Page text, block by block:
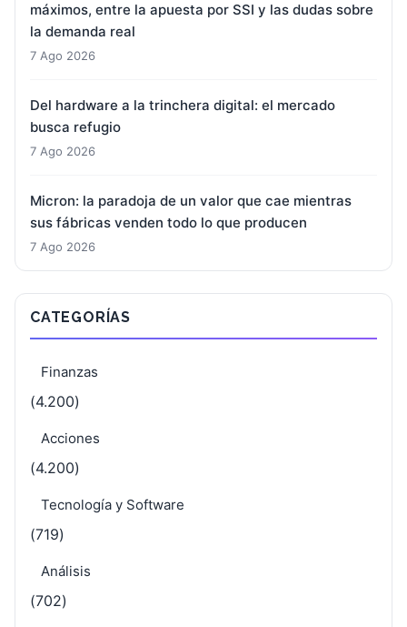
máximos, entre la apuesta por SSI y las dudas sobre
la demanda real
7 Ago 2026
Del hardware a la trinchera digital: el mercado
busca refugio
7 Ago 2026
Micron: la paradoja de un valor que cae mientras
sus fábricas venden todo lo que producen
7 Ago 2026
CATEGORÍAS
Finanzas
(4.200)
Acciones
(4.200)
Tecnología y Software
(719)
Análisis
(702)